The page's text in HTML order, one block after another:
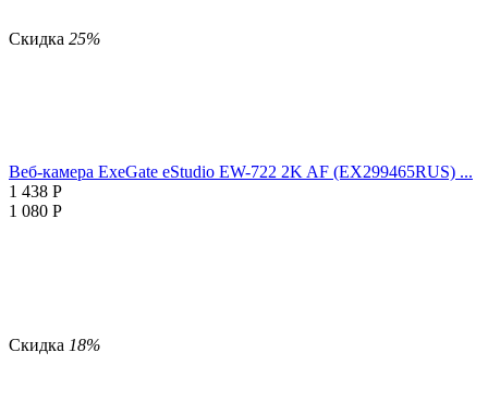
Скидка 25%
Веб-камера ExeGate eStudio EW-722 2K AF (EX299465RUS) ...
1 438 Р
1 080 Р
Скидка 18%